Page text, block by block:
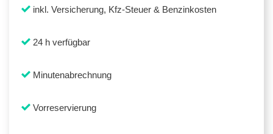
inkl. Versicherung, Kfz-Steuer & Benzinkosten
24 h verfügbar
Minutenabrechnung
Vorreservierung